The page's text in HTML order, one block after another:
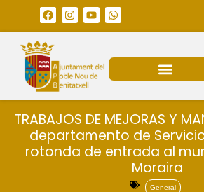
TRABAJOS DE MEJORAS Y
departamento de
rotonda de entrada al
Moraira
General